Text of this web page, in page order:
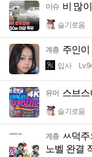
이슈 비 많
슬기로움
계층 주인
입사
유머 스브
슬기로움
계층 ㅆ덕주
노벨 완결